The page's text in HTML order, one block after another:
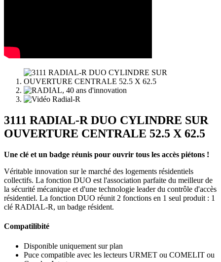
3111 RADIAL-R DUO CYLINDRE SUR
OUVERTURE CENTRALE 52.5 X 62.5
Une clé et un badge réunis pour ouvrir tous les accès piétons !
Véritable innovation sur le marché des logements résidentiels
collectifs. La fonction DUO est l'association parfaite du meilleur de
la sécurité mécanique et d'une technologie leader du contrôle d'accès
résidentiel. La fonction DUO réunit 2 fonctions en 1 seul produit : 1
clé RADIAL-R, un badge résident.
Compatilibité
Disponible uniquement sur plan
Puce compatible avec les lecteurs URMET ou COMELIT ou